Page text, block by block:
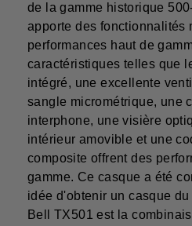
de la gamme historique
apporte des fonctionnalités
performances haut de
caractéristiques telles que
intégré, une excellente
sangle micrométrique, une
interphone, une visière
intérieur amovible et une
composite offrent des
gamme. Ce casque a été
idée d'obtenir un casque
Bell TX501 est la